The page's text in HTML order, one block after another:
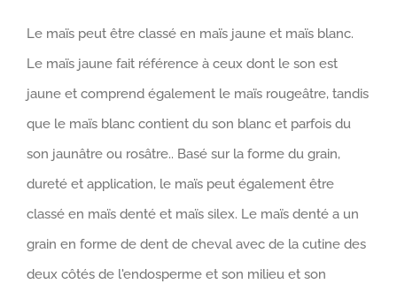
Le maïs peut être classé en maïs jaune et maïs blanc.
Le maïs jaune fait référence à ceux dont le son est
jaune et comprend également le maïs rougeâtre, tandis
que le maïs blanc contient du son blanc et parfois du
son jaunâtre ou rosâtre.. Basé sur la forme du grain,
dureté et application, le maïs peut également être
classé en maïs denté et maïs silex. Le maïs denté a un
grain en forme de dent de cheval avec de la cutine des
deux côtés de l'endosperme et son milieu et son